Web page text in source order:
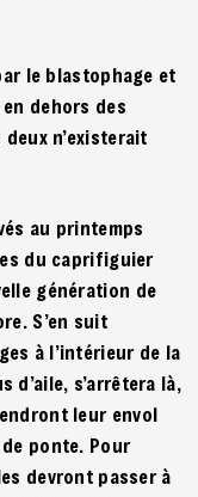
le blastophage et
dehors des
n’existerait
au printemps
du caprifiguier
génération de
S’en suit
à l’intérieur de la
d’aile, s’arrêtera là,
leur envol
ponte. Pour
devront passer à